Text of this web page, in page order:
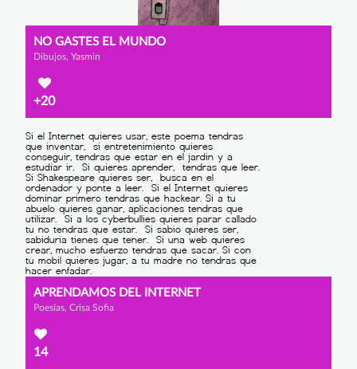
NO GASTES EL MUNDO
Dibujos, Yasmin
+20
APRENDAMOS DEL INTERNET
Poesías, Crisa Sofia
14